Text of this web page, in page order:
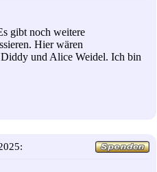
gibt noch weitere
Hier wären
und Alice Weidel. Ich bin